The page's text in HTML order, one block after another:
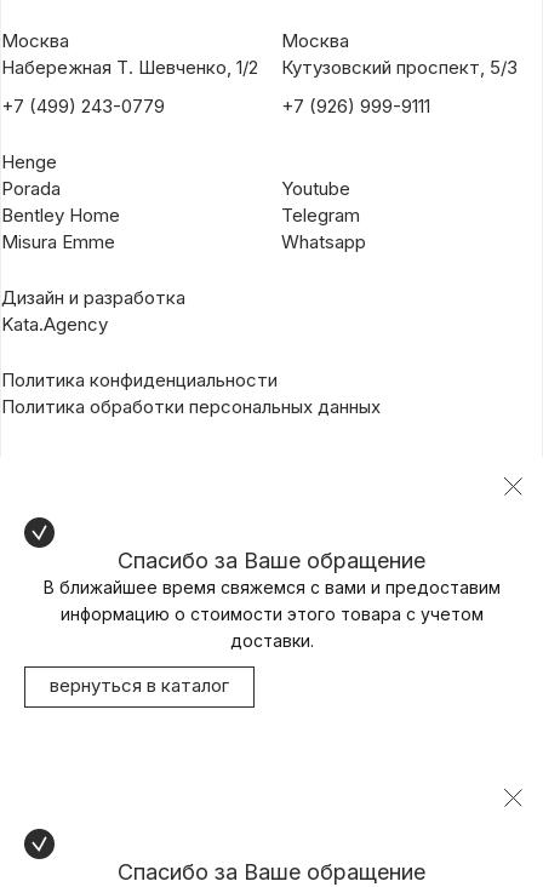
Москва
Набережная Т. Шевченко, 1/2
+7 (499) 243-0779
Москва
Кутузовский проспект, 5/3
+7 (926) 999-9111
Henge
Porada
Bentley Home
Misura Emme
Youtube
Telegram
Whatsapp
Дизайн и разработка
Kata.Agency
Политика конфиденциальности
Политика обработки персональных данных
Спасибо за Ваше обращение
В ближайшее время свяжемся с вами и предоставим
информацию о стоимости этого товара с учетом
доставки.
вернуться в каталог
Спасибо за Ваше обращение